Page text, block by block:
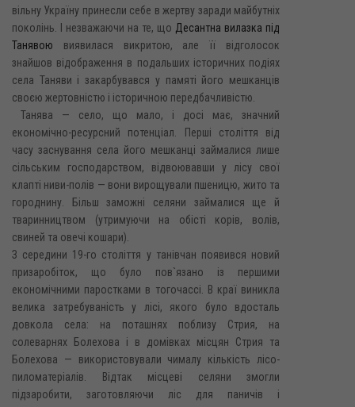
вільну Україну принесли себе в жертву заради майбутніх
поколінь. І незважаючи на те, що Десантна вилазка під
Танявою виявилася викритою, але її відголосок
знайшов відображення в подальших історичних подіях
села Таняви і закарбувався у памяті його мешканців
своєю жертовністю і історичною передбачливістю.
Танява — село, що мало, і досі має, значний
економічно-ресурсний потенціал. Перші століття від
часу заснування села його мешканці займалися лише
сільським господарством, відвоювавши у лісу свої
клапті ниви-полів — вони вирощували пшеницю, жито та
городнину. Більш заможні селяни займалися ще й
тваринництвом (утримуючи на обісті корів, волів,
свиней та овечі кошари).
З середини 19-го століття у танівчан появився новий
призаробіток, що було пов`язано із першими
економічними паростками в тогочассі. В краї виникла
велика затребуваність у лісі, якого було вдосталь
довкола села: на поташнях поблизу Стрия, на
солеварнях Болехова і в домівках місцян Стрия та
Болехова — використовували чималу кількість лісо-
пиломатеріалів. Відтак місцеві селяни змогли
підзаробити, заготовляючи ліс для паничів і